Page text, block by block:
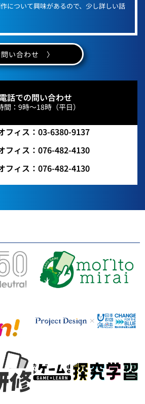
について興味があるので、少し詳しい話
問い合わせ 〉
話での問い合わせ
間：9時～18時（平日）
フィス：03-6380-9137
フィス：076-482-4130
フィス：076-482-4130